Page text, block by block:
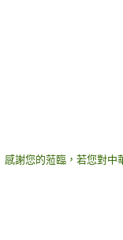
感謝您的蒞臨，若您對中